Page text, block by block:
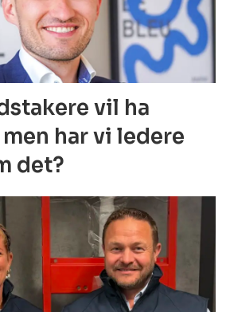
vil ha
har vi ledere
det?